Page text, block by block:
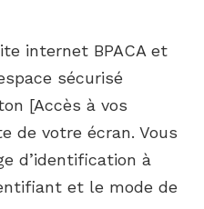
internet BPACA et
sécurisé
[Accès à vos
de votre écran. Vous
d’identification à
et le mode de